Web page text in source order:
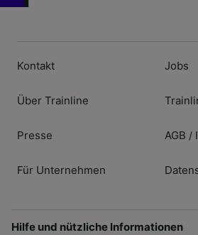
Kontakt
Über Trainline
Presse
Für Unternehmen
Jobs
AGB /
Hilfe und nützliche Informationen